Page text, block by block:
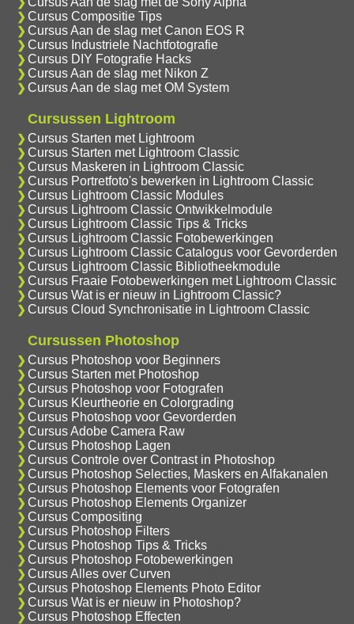
Cursus Compositie Tips
Cursus Aan de slag met Canon EOS R
Cursus Industriele Nachtfotografie
Cursus DIY Fotografie Hacks
Cursus Aan de slag met Nikon Z
Cursus Aan de slag met OM System
Cursussen Lightroom
Cursus Starten met Lightroom
Cursus Starten met Lightroom Classic
Cursus Maskeren in Lightroom Classic
Cursus Portretfoto's bewerken in Lightroom Classic
Cursus Lightroom Classic Modules
Cursus Lightroom Classic Ontwikkelmodule
Cursus Lightroom Classic Tips & Tricks
Cursus Lightroom Classic Fotobewerkingen
Cursus Lightroom Classic Catalogus voor Gevorderden
Cursus Lightroom Classic Bibliotheekmodule
Cursus Fraaie Fotobewerkingen met Lightroom Classic
Cursus Wat is er nieuw in Lightroom Classic?
Cursus Cloud Synchronisatie in Lightroom Classic
Cursussen Photoshop
Cursus Photoshop voor Beginners
Cursus Starten met Photoshop
Cursus Photoshop voor Fotografen
Cursus Kleurtheorie en Colorgrading
Cursus Photoshop voor Gevorderden
Cursus Adobe Camera Raw
Cursus Photoshop Lagen
Cursus Controle over Contrast in Photoshop
Cursus Photoshop Selecties, Maskers en Alfakanalen
Cursus Photoshop Elements voor Fotografen
Cursus Photoshop Elements Organizer
Cursus Compositing
Cursus Photoshop Filters
Cursus Photoshop Tips & Tricks
Cursus Photoshop Fotobewerkingen
Cursus Alles over Curven
Cursus Photoshop Elements Photo Editor
Cursus Wat is er nieuw in Photoshop?
Cursus Photoshop Effecten